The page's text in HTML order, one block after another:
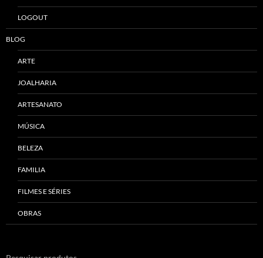
LOGOUT
BLOG
ARTE
JOALHARIA
ARTESANATO
MÚSICA
BELEZA
FAMILIA
FILMES E SÉRIES
OBRAS